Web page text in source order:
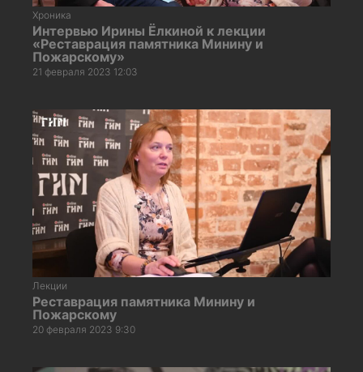
Хроника
Интервью Ирины Ёлкиной к лекции
«Реставрация памятника Минину и
Пожарскому»
21 февраля 2023 12:03
Лекции
Реставрация памятника Минину и
Пожарскому
20 февраля 2023 9:30